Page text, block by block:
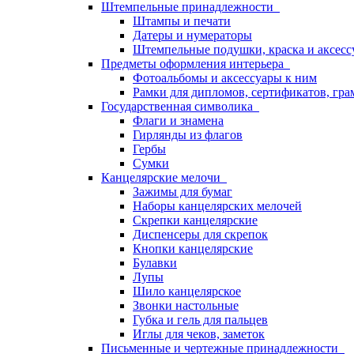
Штемпельные принадлежности
Штампы и печати
Датеры и нумераторы
Штемпельные подушки, краска и
Предметы оформления интерьера
Фотоальбомы и аксессуары к ним
Рамки для дипломов, сертификатов,
Государственная символика
Флаги и знамена
Гирлянды из флагов
Гербы
Сумки
Канцелярские мелочи
Зажимы для бумаг
Наборы канцелярских мелочей
Скрепки канцелярские
Диспенсеры для скрепок
Кнопки канцелярские
Булавки
Лупы
Шило канцелярское
Звонки настольные
Губка и гель для пальцев
Иглы для чеков, заметок
Письменные и чертежные принадлежности